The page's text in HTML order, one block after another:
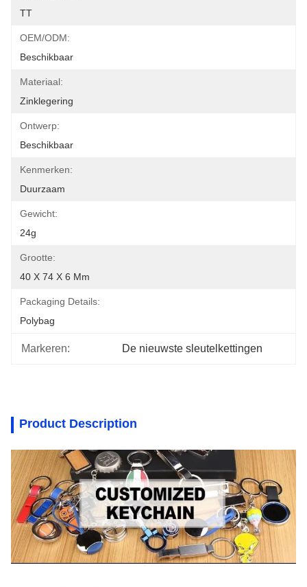
TT
OEM/ODM:
Beschikbaar
Materiaal:
Zinklegering
Ontwerp:
Beschikbaar
Kenmerken:
Duurzaam
Gewicht:
24g
Grootte:
40 X 74 X 6 Mm
Packaging Details:
Polybag
Markeren: De nieuwste sleutelkettingen
Product Description